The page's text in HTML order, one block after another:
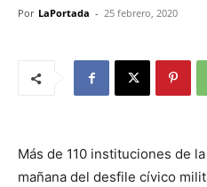
Por LaPortada - 25 febrero, 2020
Más de 110 instituciones de
mañana del desfile cívico